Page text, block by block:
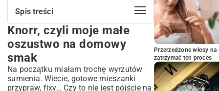
Spis treści
Knorr, czyli moje małe oszustwo na
domowy smak
Kiedy czas ucieka – moje pewniaki z
paczki
Spaghetti Bolognese w 20 minut – klasyk,
który kocha każde dziecko
Knorr, czyli moje małe
oszustwo na domowy
smak
Na początku miałam trochę wyrzutów
sumienia. Wiecie, gotowe mieszanki
przypraw, fixy… Czy to nie jest pójście na
Przerzedzone włosy
zatrzymać ten proces